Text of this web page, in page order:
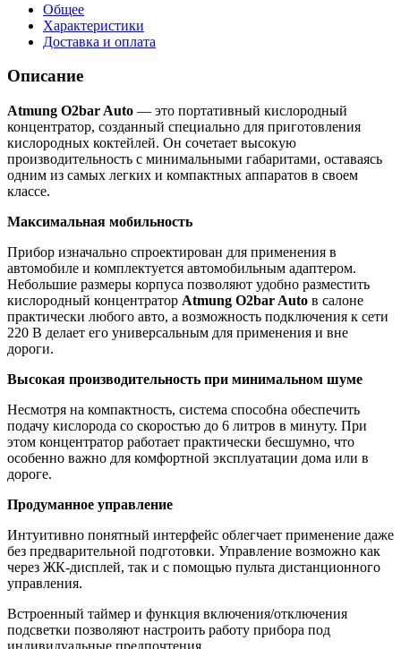
Общее
Характеристики
Доставка и оплата
Описание
Atmung O2bar Auto — это портативный кислородный
концентратор, созданный специально для приготовления
кислородных коктейлей. Он сочетает высокую
производительность с минимальными габаритами, оставаясь
одним из самых легких и компактных аппаратов в своем
классе.
Максимальная мобильность
Прибор изначально спроектирован для применения в
автомобиле и комплектуется автомобильным адаптером.
Небольшие размеры корпуса позволяют удобно разместить
кислородный концентратор Atmung O2bar Auto в салоне
практически любого авто, а возможность подключения к сети
220 В делает его универсальным для применения и вне
дороги.
Высокая производительность при минимальном шуме
Несмотря на компактность, система способна обеспечить
подачу кислорода со скоростью до 6 литров в минуту. При
этом концентратор работает практически бесшумно, что
особенно важно для комфортной эксплуатации дома или в
дороге.
Продуманное управление
Интуитивно понятный интерфейс облегчает применение даже
без предварительной подготовки. Управление возможно как
через ЖК-дисплей, так и с помощью пульта дистанционного
управления.
Встроенный таймер и функция включения/отключения
подсветки позволяют настроить работу прибора под